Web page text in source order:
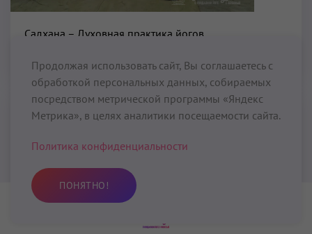
Садхана – Духовная практика йогов
Продолжая использовать сайт, Вы соглашаетесь с
обработкой персональных данных, собираемых
посредством метрической программы «Яндекс
Метрика», в целях аналитики посещаемости сайта.
Политика конфиденциальности
ПОНЯТНО!